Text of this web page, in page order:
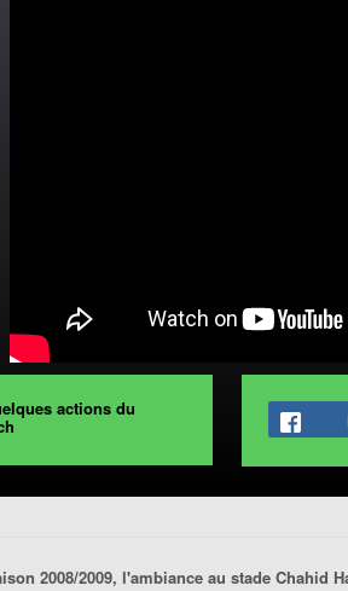
actions du
2008/2009, l'ambiance au stade Chahid